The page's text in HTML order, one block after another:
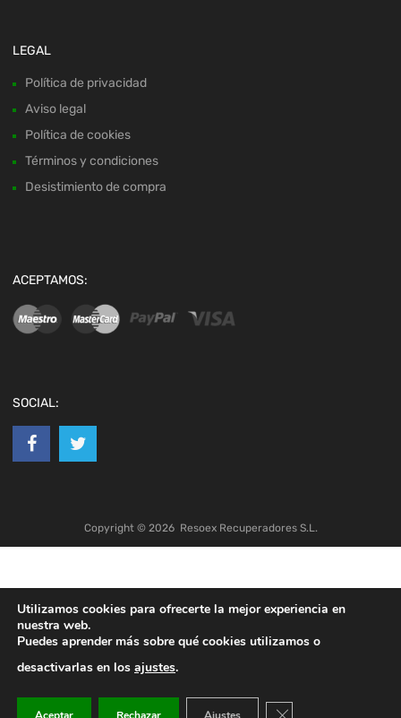
LEGAL
Política de privacidad
Aviso legal
Política de cookies
Términos y condiciones
Desistimiento de compra
ACEPTAMOS:
SOCIAL:
Copyright © 2026 Resoex Recuperadores S.L.
Utilizamos cookies para ofrecerte la mejor experiencia en
nuestra web.
Puedes aprender más sobre qué cookies utilizamos o
desactivarlas en los ajustes.
Cerrar el banner de